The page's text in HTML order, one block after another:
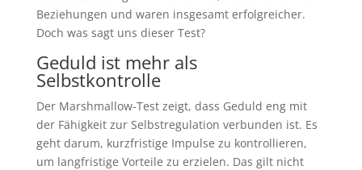
Beziehungen und waren insgesamt erfolgreicher.
Doch was sagt uns dieser Test?
Geduld ist mehr als
Selbstkontrolle
Der Marshmallow-Test zeigt, dass Geduld eng mit
der Fähigkeit zur Selbstregulation verbunden ist. Es
geht darum, kurzfristige Impulse zu kontrollieren,
um langfristige Vorteile zu erzielen. Das gilt nicht